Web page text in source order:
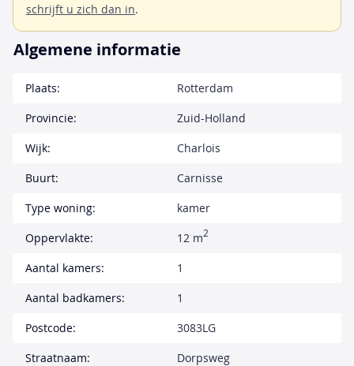
schrijft u zich dan in.
Algemene informatie
Plaats:
Rotterdam
Provincie:
Zuid-Holland
Wijk:
Charlois
Buurt:
Carnisse
Type woning:
kamer
Oppervlakte:
12 m2
Aantal kamers:
1
Aantal badkamers:
1
Postcode:
3083LG
Straatnaam:
Dorpsweg